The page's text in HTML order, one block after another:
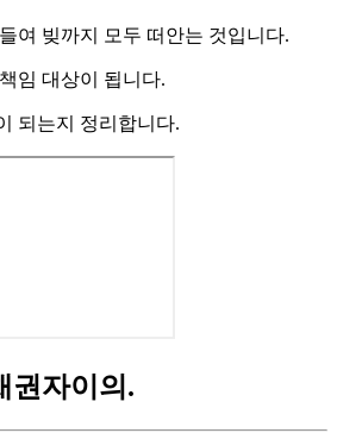
여 빚까지 모두 떠안는 것입니다.
임 대상이 됩니다.
되는지 정리합니다.
권자이의 .